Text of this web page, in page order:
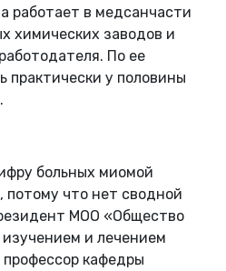
работает в медсанчасти
химических заводов и
По ее
практически у половины
больных миомой
потому что нет сводной
МОО «Общество
и лечением
кафедры